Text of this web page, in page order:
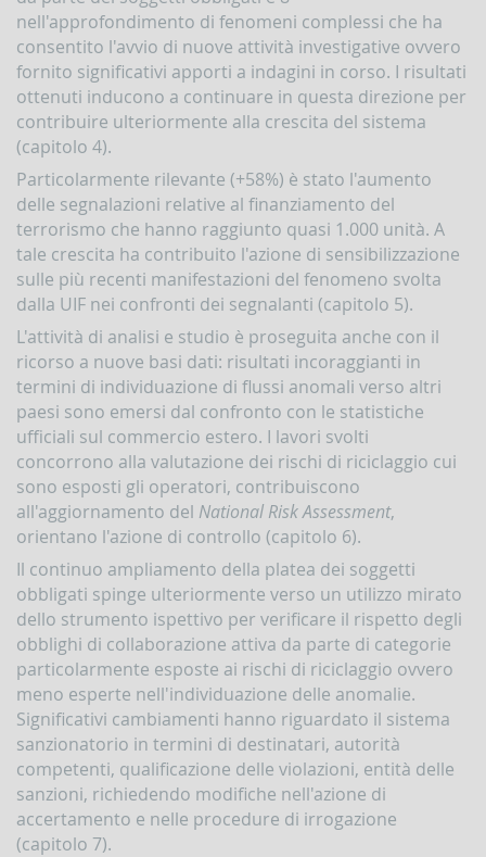
Accesso
al
portale
Infostat-
UIF
istruzioni
tutorial
Rapporto
annuale
Quaderni
dell'antiriciclaggio
Newsletter
Interventi
del
Direttore
Interventi
della
Banca
d'Italia
in
materia
di
antiriciclaggio
Comunicati
Novità
finanziamento
del
terrorismo
nell'approfondimento di fenomeni complessi che ha
consentito l'avvio di nuove attività investigative ovvero
fornito significativi apporti a indagini in corso. I risultati
ottenuti inducono a continuare in questa direzione per
contribuire ulteriormente alla crescita del sistema
(capitolo 4).
Particolarmente rilevante (+58%) è stato l'aumento
delle segnalazioni relative al finanziamento del
terrorismo che hanno raggiunto quasi 1.000 unità. A
tale crescita ha contribuito l'azione di sensibilizzazione
sulle più recenti manifestazioni del fenomeno svolta
dalla UIF nei confronti dei segnalanti (capitolo 5).
L'attività di analisi e studio è proseguita anche con il
ricorso a nuove basi dati: risultati incoraggianti in
termini di individuazione di flussi anomali verso altri
paesi sono emersi dal confronto con le statistiche
ufficiali sul commercio estero. I lavori svolti
concorrono alla valutazione dei rischi di riciclaggio cui
sono esposti gli operatori, contribuiscono
all'aggiornamento del National Risk Assessment,
orientano l'azione di controllo (capitolo 6).
Il continuo ampliamento della platea dei soggetti
obbligati spinge ulteriormente verso un utilizzo mirato
dello strumento ispettivo per verificare il rispetto degli
obblighi di collaborazione attiva da parte di categorie
particolarmente esposte ai rischi di riciclaggio ovvero
meno esperte nell'individuazione delle anomalie.
Significativi cambiamenti hanno riguardato il sistema
sanzionatorio in termini di destinatari, autorità
competenti, qualificazione delle violazioni, entità delle
sanzioni, richiedendo modifiche nell'azione di
accertamento e nelle procedure di irrogazione
(capitolo 7).